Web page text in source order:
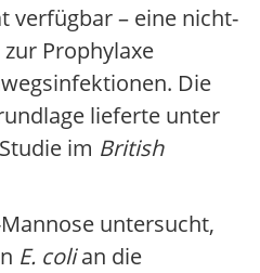
verfügbar – eine nicht-
Prophylaxe
Die
lieferte unter
im British
untersucht,
E. colian die